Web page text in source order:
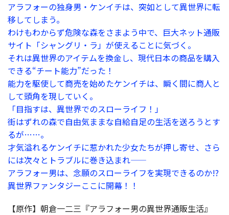
アラフォーの独身男・ケンイチは、突如として異世界に転
移してしまう。
わけもわからず危険な森をさまよう中で、巨大ネット通販
サイト「シャングリ・ラ」が使えることに気づく。
それは異世界のアイテムを換金し、現代日本の商品を購入
できる“チート能力”だった！
能力を駆使して商売を始めたケンイチは、瞬く間に商人と
して頭角を現していく。
「目指すは、異世界でのスローライフ！」
街はずれの森で自由気ままな自給自足の生活を送ろうとす
るが……。
才気溢れるケンイチに惹かれた少女たちが押し寄せ、さら
には次々とトラブルに巻き込まれ――
アラフォー男は、念願のスローライフを実現できるのか!?
異世界ファンタジーここに開幕！！
【原作】朝倉一二三『アラフォー男の異世界通販生活』